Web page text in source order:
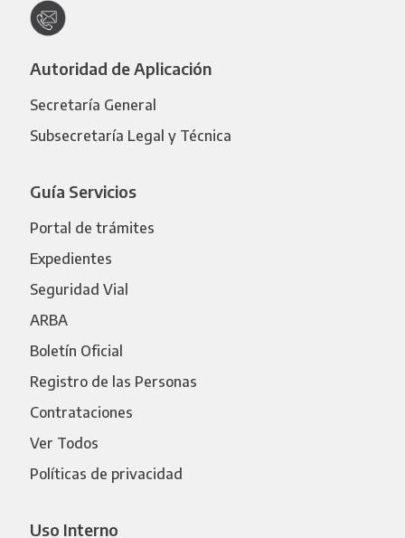
Autoridad de Aplicación
Secretaría General
Subsecretaría Legal y Técnica
Guía Servicios
Portal de trámites
Expedientes
Seguridad Vial
ARBA
Boletín Oficial
Registro de las Personas
Contrataciones
Ver Todos
Políticas de privacidad
Uso Interno